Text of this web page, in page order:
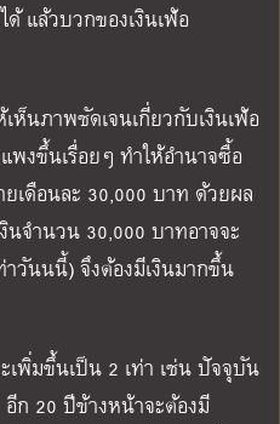
แล้วบวกของเงินเฟ้อ
นภาพชัดเจนเกี่ยวกับเงินเฟ้อ
พงขึ้นเรื่อยๆ ทำให้อำนาจซื้อ
เดือนละ 30,000 บาท ด้วยผล
นจำนวน 30,000 บาทอาจจะ
าวันนนี้) จึงต้องมีเงินมากขึ้น
เพิ่มขึ้นเป็น 2 เท่า เช่น ปัจจุบัน
อีก 20 ปีข้างหน้าจะต้องมี